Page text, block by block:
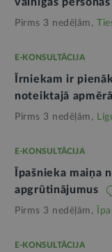
Pirms 3 nedēļām,
E-KONSULTĀCIJA
Īrniekam ir
noteiktajā
Pirms 3 nedēļām,
E-KONSULTĀCIJA
Īpašnieka maiņa
apgrūtinājumus
Pirms 3 nedēļām,
E-KONSULTĀCIJA